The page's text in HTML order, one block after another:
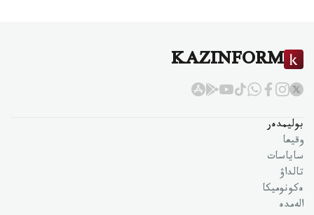
KAZINFORM
بوليمدەر
وقيعا
ساياسات
تالداۋ
ەكونوميكا
الەمدە